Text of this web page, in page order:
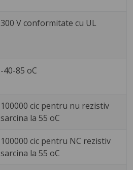
300 V conformitate cu UL
-40-85 oC
100000 cic pentru nu rezistiv
sarcina la 55 oC
100000 cic pentru NC rezistiv
sarcina la 55 oC